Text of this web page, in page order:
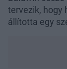
tervezik, hogy
állította egy